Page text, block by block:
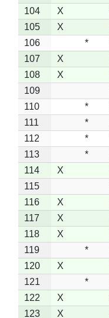
104 X
105
X
106
*
107
X
108
X
109
110
*
111
*
112
*
113
*
114
X
115
116
X
117
X
118
X
119
*
120
X
121
*
122
X
123
X